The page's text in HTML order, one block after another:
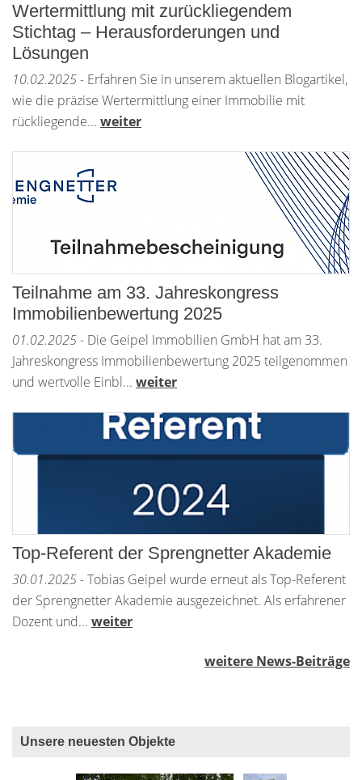
Wertermittlung mit zurückliegendem
Stichtag – Herausforderungen und
Lösungen
10.02.2025- Erfahren Sie in unserem aktuellen Blogartikel,
wie die präzise Wertermittlung einer Immobilie mit
rückliegende... weiter
Teilnahme am 33. Jahreskongress
Immobilienbewertung 2025
01.02.2025- Die Geipel Immobilien GmbH hat am 33.
Jahreskongress Immobilienbewertung 2025 teilgenommen
und wertvolle Einbl... weiter
Top-Referent der Sprengnetter Akademie
30.01.2025- Tobias Geipel wurde erneut als Top-Referent
der Sprengnetter Akademie ausgezeichnet. Als erfahrener
Dozent und... weiter
weitere News-Beiträge
Unsere neuesten Objekte